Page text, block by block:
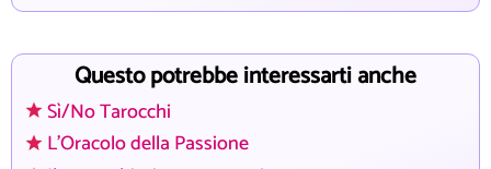
Questo potrebbe interessarti anche
Sì/No Tarocchi
L'Oracolo della Passione